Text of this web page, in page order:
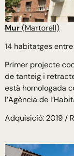
Mur(Martorell)
14 habitatges entre
Primer projecte
de tanteig i
està homologada
l’Agència de
Adquisició: 2019 /